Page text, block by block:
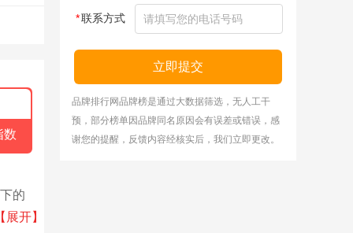
数
的
作工
【展开】
*联系方式
立即提交
品牌排行网品牌榜是通过大数据筛选，无人工干
预，部分榜单因品牌同名原因会有误差或错误，感
谢您的提醒，反馈内容经核实后，我们立即更改。